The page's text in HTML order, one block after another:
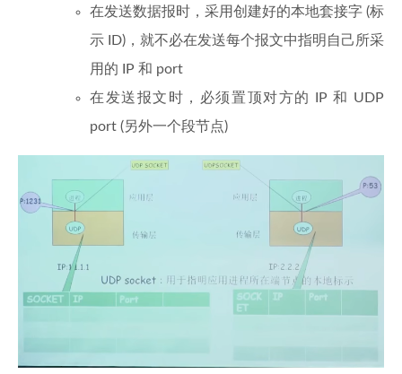
在发送数据报时，采用创建好的本地套接字 (标
示 ID)，就不必在发送每个报文中指明自己所采
用的 IP 和 port
在发送报文时，必须置顶对方的 IP 和 UDP
port (另外一个段节点)